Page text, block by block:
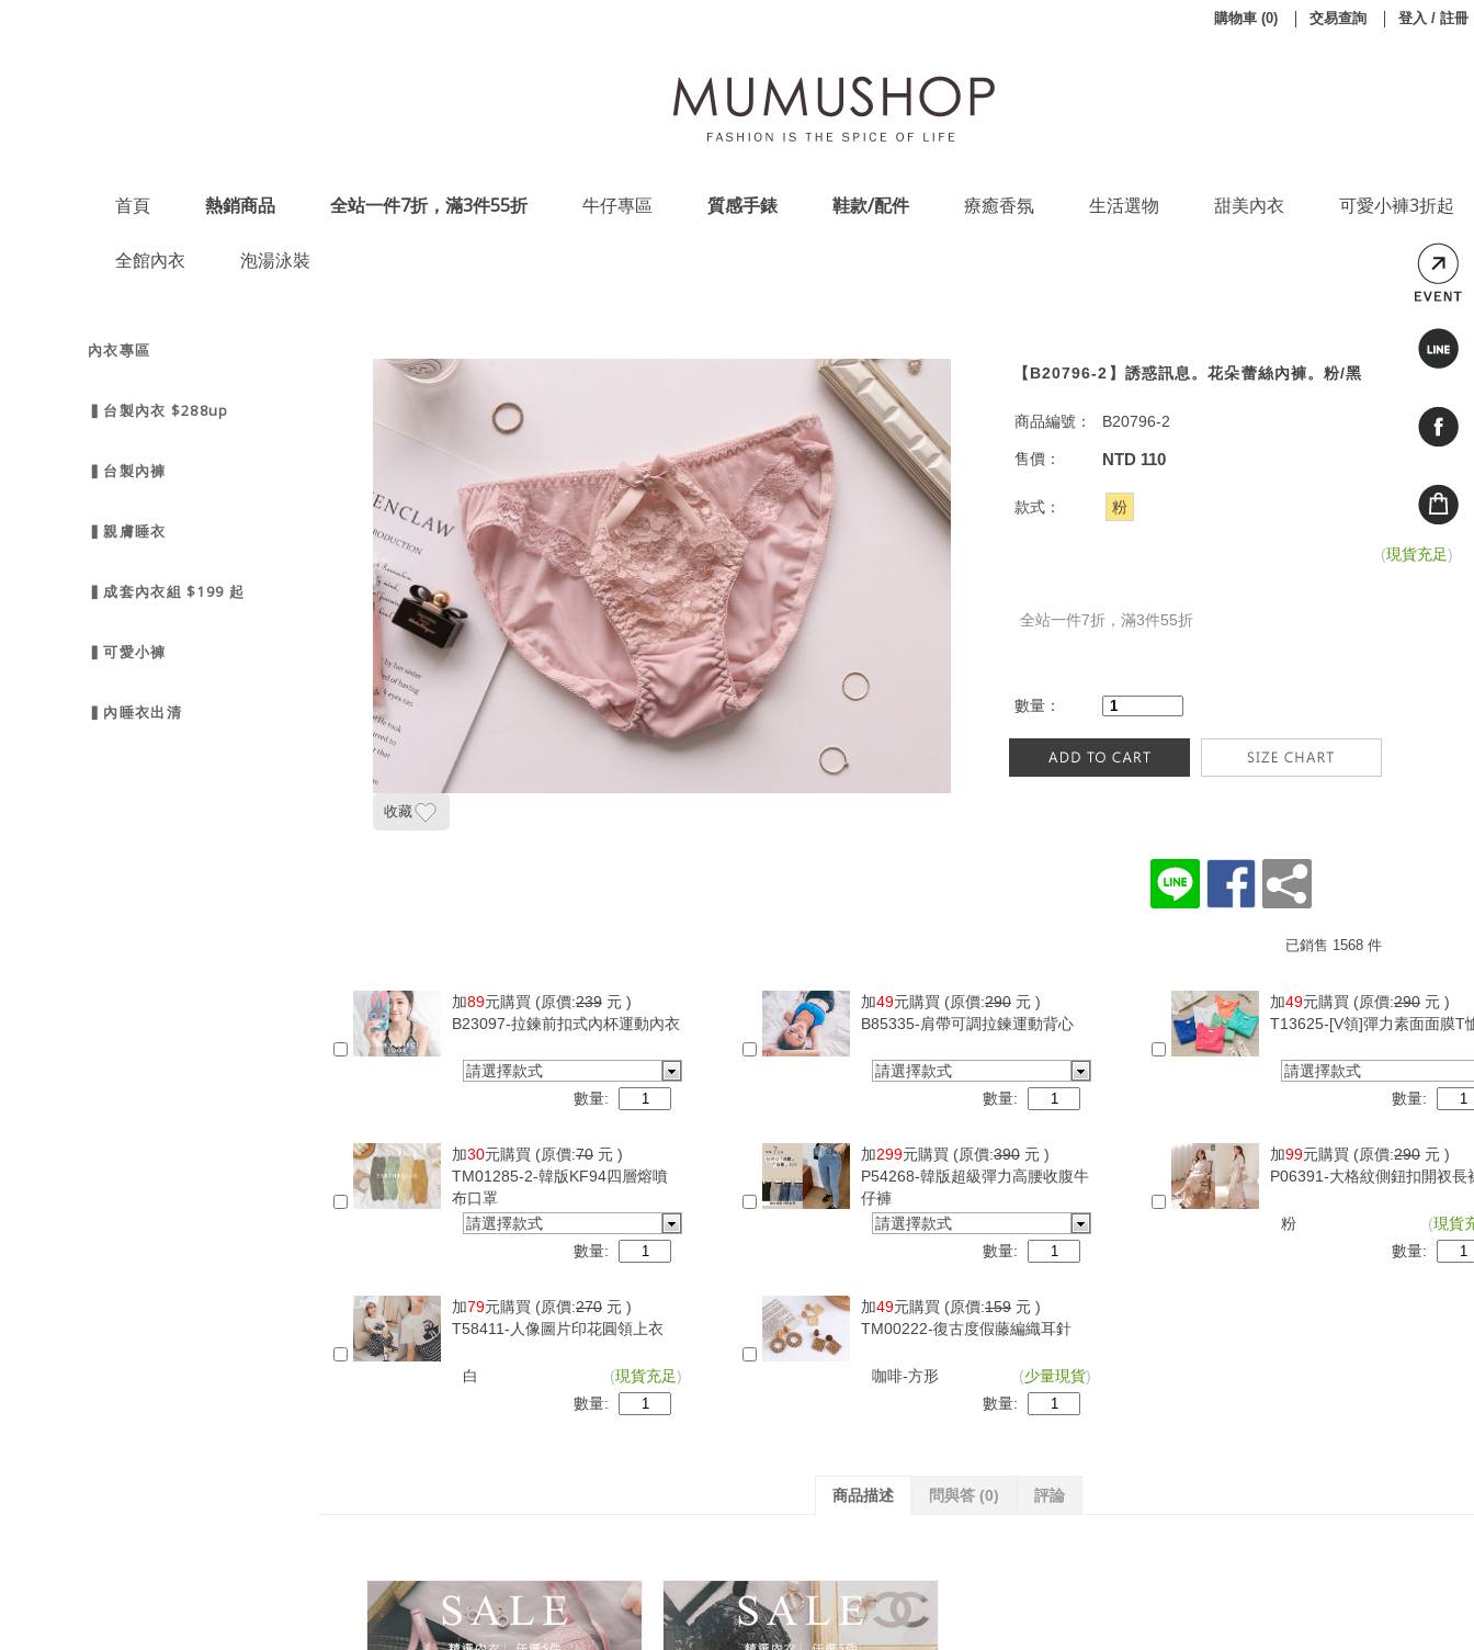
首頁 熱銷商品 全站一件7折，滿3件55折 牛仔專區 質感手錶 鞋款/配件 療癒香氛 生活選物 甜美內衣 可愛小褲3折起
全館內衣 泡湯泳裝
購物車 (0) 交易查詢 登入 / 註冊
內衣專區
▍台製內衣 $288up
▍台製內褲
▍親膚睡衣
▍成套內衣組 $199 起
▍可愛小褲
▍內睡衣出清
收藏
【B20796-2】誘惑訊息。花朵蕾絲內褲。粉/黑
商品編號： B20796-2
售價： NTD 110
款式： 粉
(現貨充足)
全站一件7折，滿3件55折
數量：
已銷售 1568 件
加89元購買 (原價:239 元 )
B23097-拉鍊前扣式內杯運動內衣
請選擇款式
數量:
加49元購買 (原價:290 元 )
B85335-肩帶可調拉鍊運動背心
請選擇款式
數量:
加49元購買 (原價:290 元 )
T13625-[V領]彈力素面面膜T
請選擇款式
數量:
加30元購買 (原價:70 元 )
TM01285-2-韓版KF94四層熔噴
布口罩
請選擇款式
數量:
加299元購買 (原價:390 元 )
P54268-韓版超級彈力高腰收腹牛
仔褲
請選擇款式
數量:
加99元購買 (原價:290 元 )
P06391-大格紋側鈕扣開衩長
粉 (現貨
數量:
加79元購買 (原價:270 元 )
T58411-人像圖片印花圓領上衣
白 (現貨充足)
數量:
加49元購買 (原價:159 元 )
TM00222-復古度假藤編織耳針
咖啡-方形 (少量現貨)
數量:
商品描述 問與答 (0) 評論